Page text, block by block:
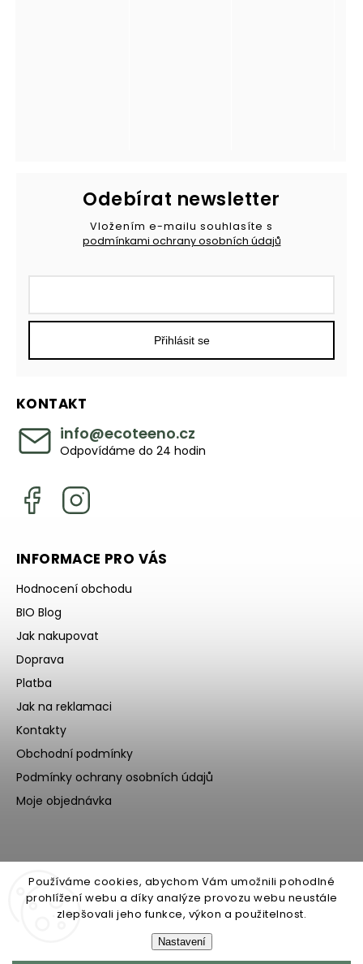
Používáme cookies, abychom Vám umožnili pohodlné
prohlížení webu a díky analýze provozu webu neustále
zlepšovali jeho funkce, výkon a použitelnost.
Nastavení
KONTAKT
info@ecoteeno.cz
Odpovídáme do 24 hodin
Odebírat newsletter
Vložením e-mailu souhlasíte s
podmínkami ochrany osobních údajů
Přihlásit se
INFORMACE PRO VÁS
Hodnocení obchodu
BIO Blog
Jak nakupovat
Doprava
Platba
Jak na reklamaci
Kontakty
Obchodní podmínky
Podmínky ochrany osobních údajů
Moje objednávka